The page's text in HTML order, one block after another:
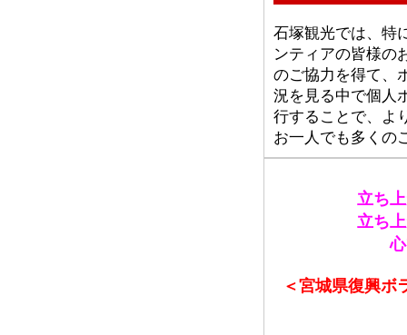
石塚観光では、特
ンティアの皆様の
のご協力を得て、
況を見る中で個人
行することで、よ
お一人でも多くの
立ち
立ち
＜宮城県復興ボ